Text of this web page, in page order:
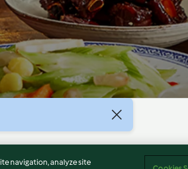
All Rights Reserved 2026
号-5
navigation, analyze site